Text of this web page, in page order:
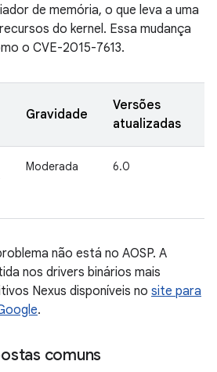
de memória, o que leva a uma
do kernel. Essa mudança
o CVE-2015-7613.
Gravidade
Versões
atualizadas
Moderada 6.0
não está no AOSP. A
nos drivers binários mais
Nexus disponíveis no site para
.
comuns